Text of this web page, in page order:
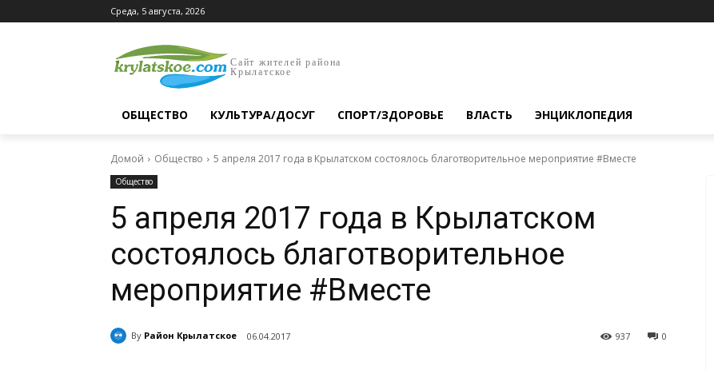
Среда, 5 августа, 2026
Сайт жителей района
Крылатское
ОБЩЕСТВО КУЛЬТУРА/ДОСУГ СПОРТ/ЗДОРОВЬЕ ВЛАСТЬ ЭНЦИКЛОПЕДИЯ
Домой Общество 5 апреля 2017 года в Крылатском состоялось благотворительное мероприятие #Вместе
Общество
5 апреля 2017 года в Крылатском
состоялось благотворительное
мероприятие #Вместе
By Район Крылатское 06.04.2017 0
937